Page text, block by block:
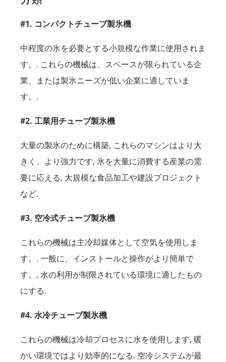
#1. コンパクトチューブ製氷機
中程度の氷を必要とする小規模な作業に使用されま
す。. これらの機械は、スペースが限られている企
業、または製氷ニーズが低い企業に適していま
す。.
#2. 工業用チューブ製氷機
大量の製氷のために構築, これらのマシンはより大
きく、より強力です, 氷を大量に消費する産業の需
要に応える, 大規模な食品加工や建設プロジェクト
など.
#3. 空冷式チューブ製氷機
これらの機械は主冷却媒体として空気を使用しま
す。. 一般に、インストールと操作がより簡単で
す。, 水の利用が制限されている環境に適したもの
にする.
#4. 水冷チューブ製氷機
これらの機械は冷却プロセスに水を使用します, 暖
かい環境ではより効率的になる. 空冷システムが最